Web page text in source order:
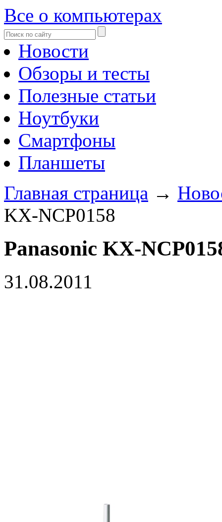
Все о компьютерах
Новости
Обзоры и тесты
Полезные статьи
Ноутбуки
Смартфоны
Планшеты
Главная страница →
KX-NCP0158
Panasonic KX-
31.08.2011